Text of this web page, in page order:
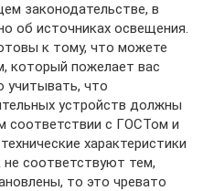
законодательстве, в
об источниках освещения.
к тому, что можете
который пожелает вас
учитывать, что
устройств должны
соответствии с ГОСТом и
характеристики
соответствуют тем,
то это чревато